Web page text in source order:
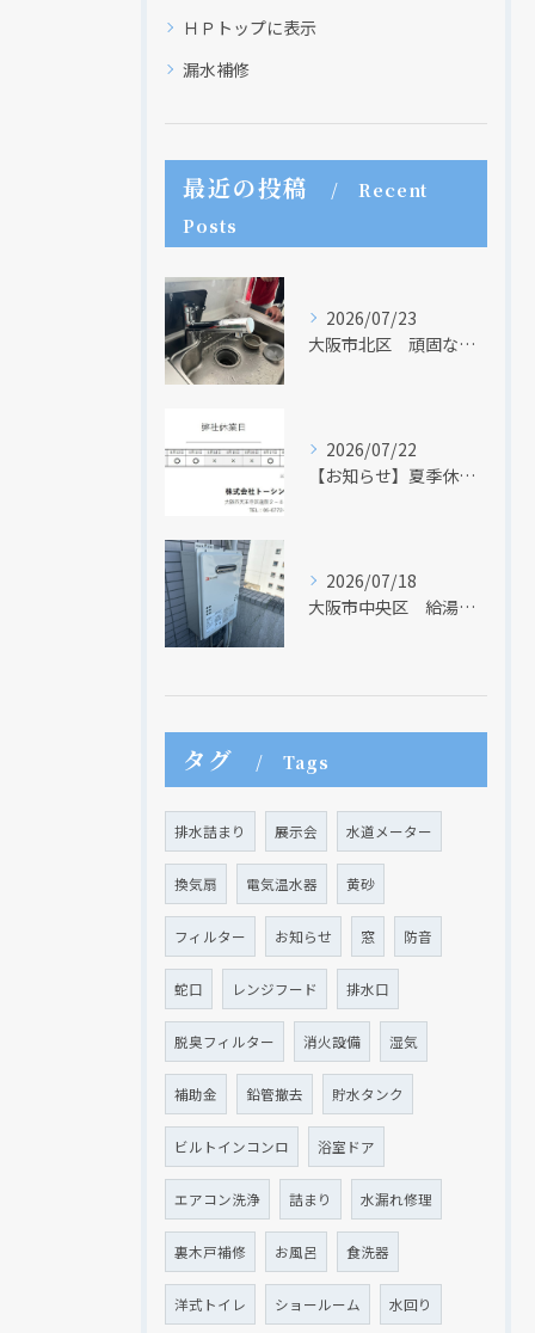
ＨＰトップに表示
漏水補修
最近の投稿
Recent
Posts
2026/07/23
大阪市北区 頑固な水アカはなかなか取れない・・・
2026/07/22
【お知らせ】夏季休業日のお知らせ【２０２６年】
2026/07/18
大阪市中央区 給湯器のリモコンが無くても、リモコンを設置する方法はあります
タグ Tags
排水詰まり 展示会 水道メーター
換気扇 電気温水器 黄砂
フィルター お知らせ 窓 防音
蛇口 レンジフード 排水口
脱臭フィルター 消火設備 湿気
補助金 鉛管撤去 貯水タンク
ビルトインコンロ 浴室ドア
エアコン洗浄 詰まり 水漏れ修理
裏木戸補修 お風呂 食洗器
洋式トイレ ショールーム 水回り